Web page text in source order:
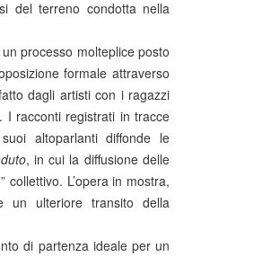
del terreno condotta nella
processo molteplice posto
formale attraverso
dagli artisti con i ragazzi
I racconti registrati in tracce
altoparlanti diffonde le
, in cui la diffusione delle
L’opera in mostra,
un ulteriore transito della
di partenza ideale per un